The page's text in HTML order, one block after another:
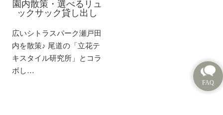
園内散策・選べるリュ
ックサック貸し出し
広いシトラスパーク瀬戸田
内を散策♪ 尾道の「立花テ
キスタイル研究所」とコラ
ボし…